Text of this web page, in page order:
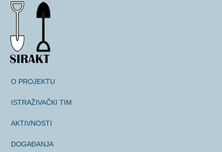
O PROJEKTU
ISTRAŽIVAČKI TIM
AKTIVNOSTI
DOGAĐANJA